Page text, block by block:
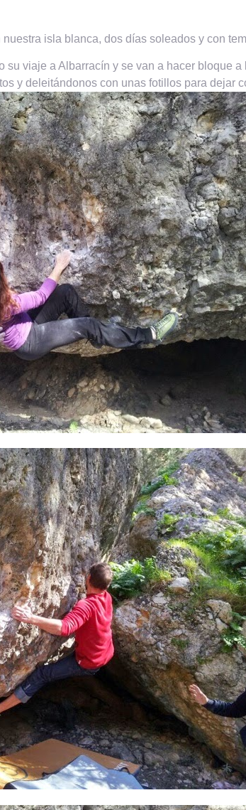
isla blanca, dos días soleados y con
su viaje a Albarracín y se van a hacer bloque
y deleitándonos con unas fotillos para dejar